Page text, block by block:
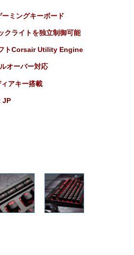
ミングキーボード
クライトを独立制御可能
トCorsair Utility Engine
オーバー対応
アキー搭載
JP